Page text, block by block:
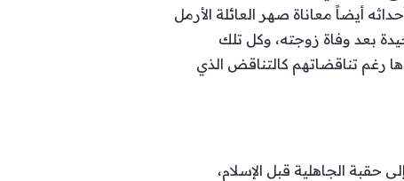
أيضاً معاناة صهر العائلة الأرمل
بعد وفاة زوجته، وكل تلك
رغم تناقضاتهم كالتناقض الذي
الجاهلية قبل الإسلام،